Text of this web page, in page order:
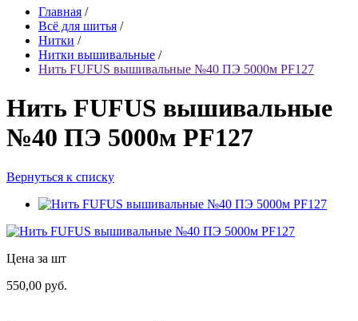
Главная /
Всё для шитья /
Нитки /
Нитки вышивальные /
Нить FUFUS вышивальные №40 ПЭ 5000м PF127
Нить FUFUS вышивальные
№40 ПЭ 5000м PF127
Вернуться к списку
Цена за шт
550,00 руб.